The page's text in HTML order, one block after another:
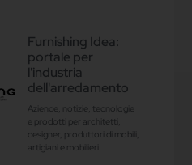
Furnishing Idea:
portale per
l'industria
dell'arredamento
Aziende, notizie, tecnologie
e prodotti per architetti,
designer, produttori di mobili,
artigiani e mobilieri